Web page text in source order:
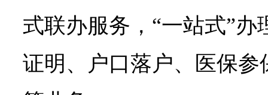
式联办服务，“一站式”
证明、户口落户、医保